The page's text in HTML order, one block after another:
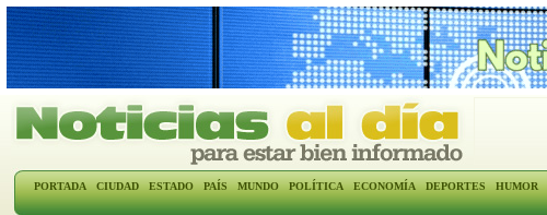
PORTADA CIUDAD ESTADO PAÍS MUNDO POLÍTICA ECONOMÍA DEPORTES HUMOR